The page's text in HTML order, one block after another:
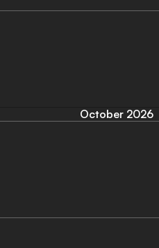
October 2026